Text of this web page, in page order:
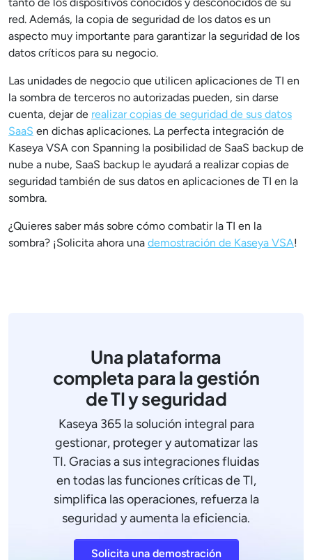
red. Además, la copia de seguridad de los datos es un
aspecto muy importante para garantizar la seguridad de los
datos críticos para su negocio.
Las unidades de negocio que utilicen aplicaciones de TI en
la sombra de terceros no autorizadas pueden, sin darse
cuenta, dejar de realizar copias de seguridad de sus datos
SaaS en dichas aplicaciones. La perfecta integración de
Kaseya VSA con Spanning la posibilidad de SaaS backup de
nube a nube, SaaS backup le ayudará a realizar copias de
seguridad también de sus datos en aplicaciones de TI en la
sombra.
¿Quieres saber más sobre cómo combatir la TI en la
sombra? ¡Solicita ahora una demostración de Kaseya VSA!
Una plataforma
completa para la gestión
de TI y seguridad
Kaseya 365 la solución integral para
gestionar, proteger y automatizar las
TI. Gracias a sus integraciones fluidas
en todas las funciones críticas de TI,
simplifica las operaciones, refuerza la
seguridad y aumenta la eficiencia.
Solicita una demostración